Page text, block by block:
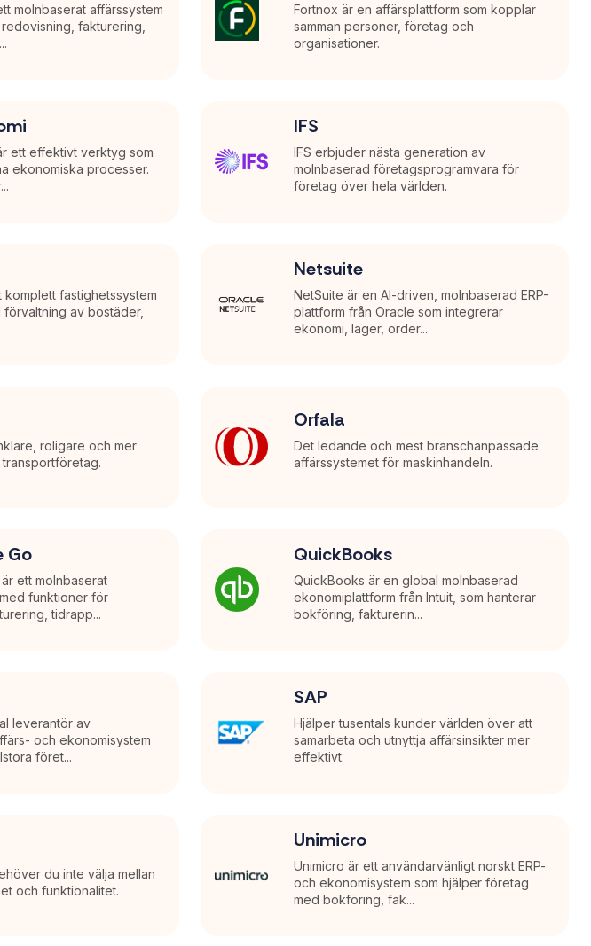
molnbaserat affärssystem
fakturering,
Fortnox är en affärsplattform som kopplar
samman personer, företag och
organisationer.
ett effektivt verktyg som
ekonomiska processer.
IFS
IFS erbjuder nästa generation av
molnbaserad företagsprogramvara för
företag över hela världen.
komplett fastighetssystem
av bostäder,
Netsuite
NetSuite är en AI-driven, molnbaserad ERP-
plattform från Oracle som integrerar
ekonomi, lager, order...
roligare och mer
Orfala
Det ledande och mest branschanpassade
affärssystemet för maskinhandeln.
Go
ett molnbaserat
funktioner för
tidrapp...
QuickBooks
QuickBooks är en global molnbaserad
ekonomiplattform från Intuit, som hanterar
bokföring, fakturerin...
leverantör av
och ekonomisystem
föret...
SAP
Hjälper tusentals kunder världen över att
samarbeta och utnyttja affärsinsikter mer
effektivt.
du inte välja mellan
och funktionalitet.
Unimicro
Unimicro är ett användarvänligt norskt ERP-
och ekonomisystem som hjälper företag
med bokföring, fak...